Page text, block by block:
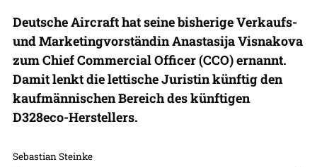
Deutsche Aircraft hat seine bisherige Verkaufs-
und Marketingvorständin Anastasija Visnakova
zum Chief Commercial Officer (CCO) ernannt.
Damit lenkt die lettische Juristin künftig den
kaufmännischen Bereich des künftigen
D328eco-Herstellers.
Sebastian Steinke